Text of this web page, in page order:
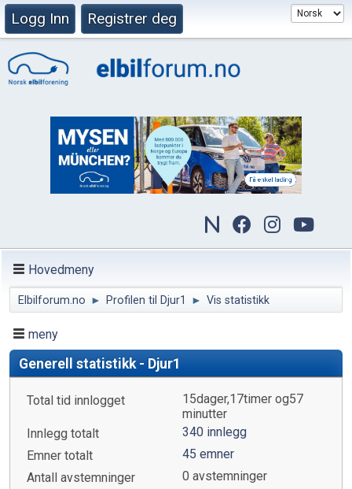
Logg Inn Registrer deg
Hovedmeny
Elbilforum.no ► Profilen til Djur1 ► Vis statistikk
meny
Generell statistikk - Djur1
Total tid innlogget
15dager,17timer og57
minutter
Innlegg totalt
340 innlegg
Emner totalt
45 emner
Antall avstemninger
0 avstemninger